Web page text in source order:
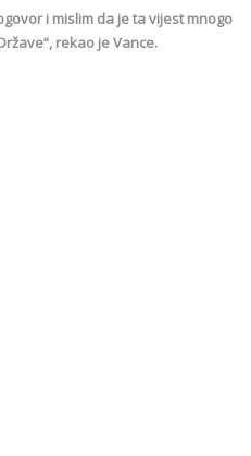
i mislim da je ta vijest mnogo
rekao je Vance.